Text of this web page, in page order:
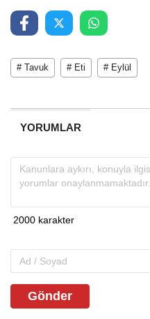
# Tavuk # Eti # Eylül
YORUMLAR
Gönder